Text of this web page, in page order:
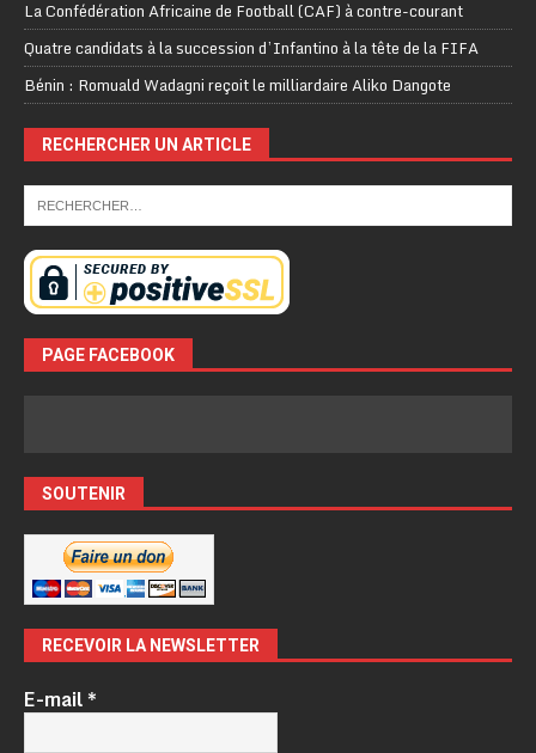
La Confédération Africaine de Football (CAF) à contre-courant
Quatre candidats à la succession d’Infantino à la tête de la FIFA
Bénin : Romuald Wadagni reçoit le milliardaire Aliko Dangote
RECHERCHER UN ARTICLE
PAGE FACEBOOK
SOUTENIR
RECEVOIR LA NEWSLETTER
E-mail*